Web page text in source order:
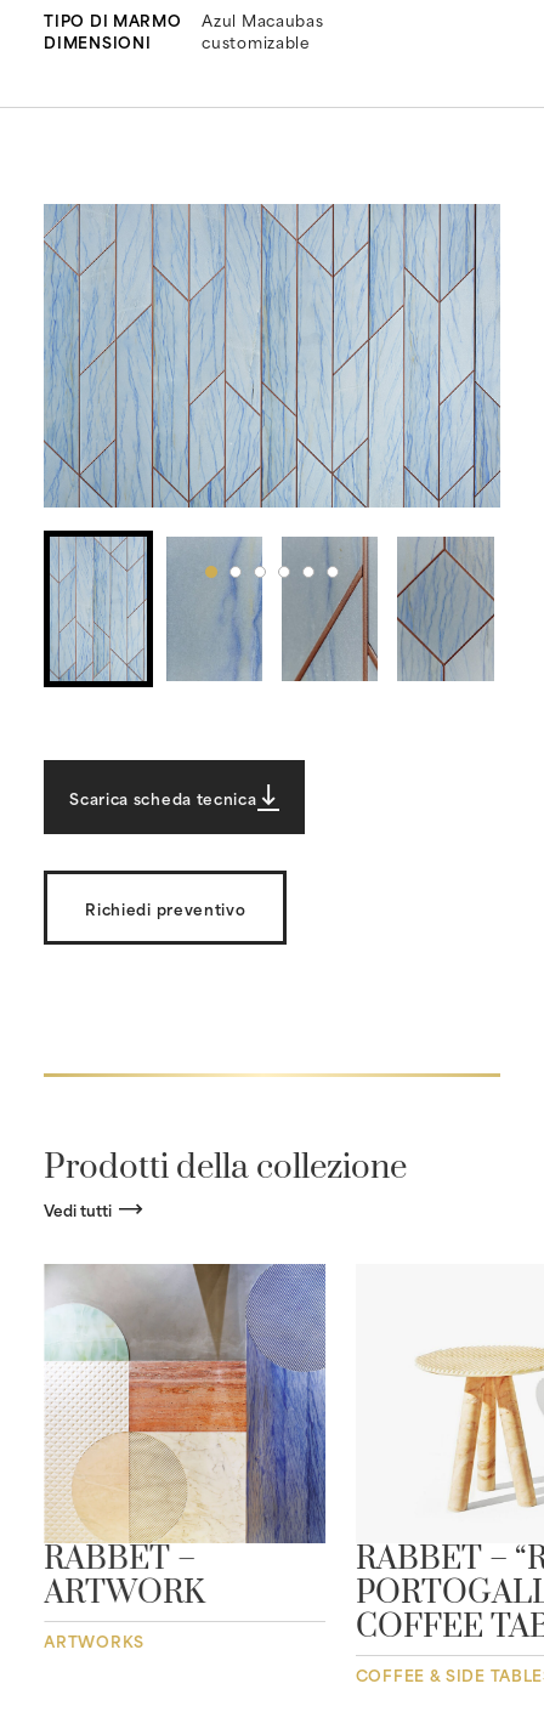
TIPO DI MARMO
Azul Macaubas
DIMENSIONI
customizable
Scarica scheda tecnica
Richiedi preventivo
Prodotti della collezione
Vedi tutti
RABBET –
ARTWORK
ARTWORKS
RABBET –
COFFEE
COFFEE & SIDE